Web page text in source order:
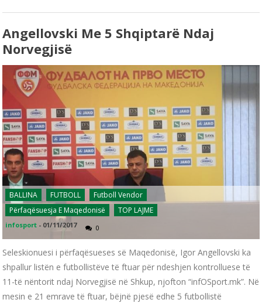
Angellovski Me 5 Shqiptarë Ndaj
Norvegjisë
BALLINA FUTBOLL
Futboll Vendor
Përfaqësuesja E Maqedonisë
TOP LAJME
infosport - 01/11/2017 0
Seleskionuesi i përfaqësueses së Maqedonisë, Igor Angellovski ka
shpallur listën e futbollistëve të ftuar për ndeshjen kontrolluese të
11-të nëntorit ndaj Norvegjisë në Shkup, njofton “infOSport.mk”. Në
mesin e 21 emrave të ftuar, bëjnë pjesë edhe 5 futbollistë